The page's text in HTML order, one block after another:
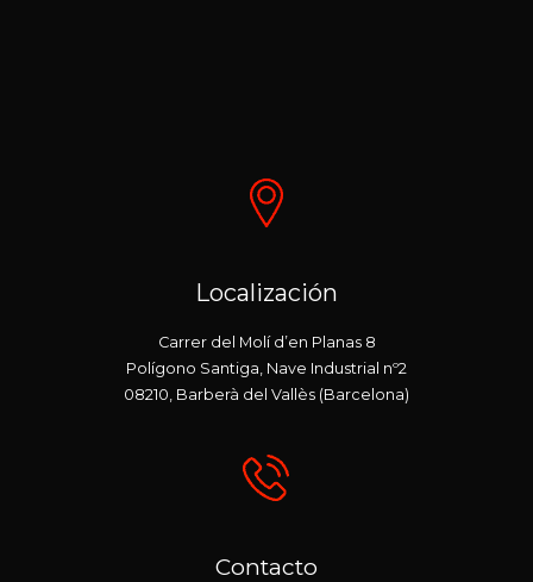
Localización
Carrer del Molí d’en Planas 8
Polígono Santiga, Nave Industrial nº2
08210, Barberà del Vallès (Barcelona)
Contacto